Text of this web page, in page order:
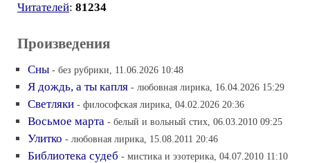
Читателей: 81234
Произведения
Сны - без рубрики, 11.06.2026 10:48
Я дождь, а ты капля - любовная лирика, 16.04.2026 15:29
Светляки - философская лирика, 04.02.2026 20:36
Восьмое марта - белый и вольный стих, 06.03.2010 09:25
Улитко - любовная лирика, 15.08.2011 20:46
Библиотека судеб - мистика и эзотерика, 04.07.2010 11:10